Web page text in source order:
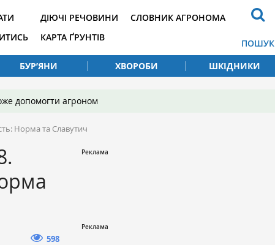
ДІЮЧІ РЕЧОВИНИ
КАРТА ҐРУНТІВ
СЛОВНИК АГРОНОМА
ПОШУК
БУР’ЯНИ ХВОРОБИ ШКІДНИКИ
допомогти агроном
Норма та Славутич
598